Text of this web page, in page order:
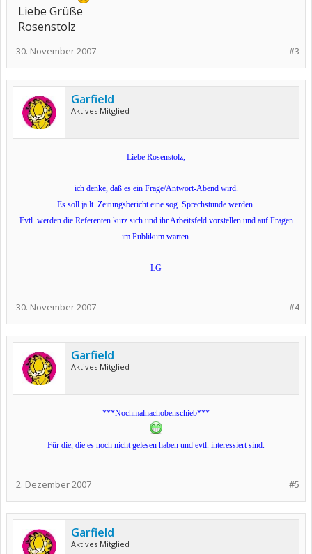
Liebe Grüße
Rosenstolz
#3
30. November 2007
Garfield
Aktives Mitglied
Liebe Rosenstolz,
ich denke, daß es ein Frage/Antwort-Abend wird.
Es soll ja lt. Zeitungsbericht eine sog. Sprechstunde werden.
Evtl. werden die Referenten kurz sich und ihr Arbeitsfeld vorstellen und auf Fragen
im Publikum warten.
LG
#4
30. November 2007
Garfield
Aktives Mitglied
***Nochmalnachobenschieb***
Für die, die es noch nicht gelesen haben und evtl. interessiert sind.
#5
2. Dezember 2007
Garfield
Aktives Mitglied